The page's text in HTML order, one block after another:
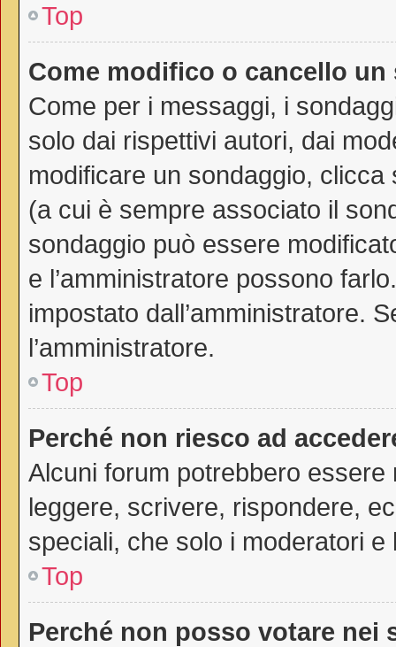
Top
Come modifico o cancello
Come per i messaggi, i
solo dai rispettivi autori, dai
modificare un sondaggio,
(a cui è sempre associato il
sondaggio può essere
e l’amministratore possono
impostato dall’amministratore.
l’amministratore.
Top
Perché non riesco ad
Alcuni forum potrebbero
leggere, scrivere, rispondere,
speciali, che solo i moderatori
Top
Perché non posso votare nei